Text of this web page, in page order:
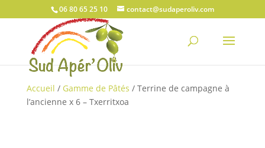
06 80 65 25 10 contact@sudaperoliv.com
Accueil / Gamme de Pâtés / Terrine de campagne à
l’ancienne x 6 – Txerritxoa